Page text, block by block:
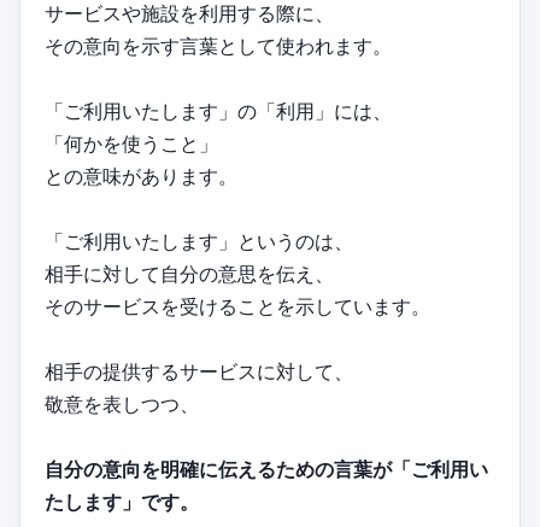
サービスや施設を利用する際に、
その意向を示す言葉として使われます。
「ご利用いたします」の「利用」には、
「何かを使うこと」
との意味があります。
「ご利用いたします」というのは、
相手に対して自分の意思を伝え、
そのサービスを受けることを示しています。
相手の提供するサービスに対して、
敬意を表しつつ、
自分の意向を明確に伝えるための言葉が「ご利用い
たします」です。